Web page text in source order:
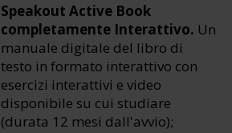
Speakout Active Book
completamente Interattivo. Un
manuale digitale del libro di
testo in formato interattivo con
esercizi interattivi e video
disponibile su cui studiare
(durata 12 mesi dall'avvio);